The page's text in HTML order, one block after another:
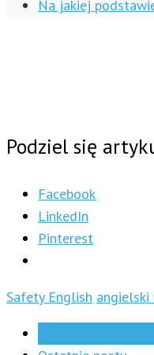
Na jakiej
Podziel się
Facebook
LinkedIn
Pinterest
Safety English angielski